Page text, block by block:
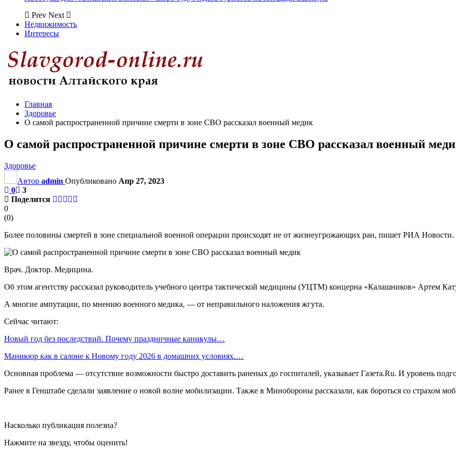
Prev Next
Недвижимость
Интересы
Главная
Здоровье
О самой распространенной причине смерти в зоне СВО рассказал военный медик
О самой распространенной причине смерти в зоне СВО рассказал военный
Здоровье
Автор admin Опубликовано Апр 27, 2023
0
3
Поделится
0
(0)
Более половины смертей в зоне специальной военной операции происходят не от жизнеугрожающих ран, пишет РИА Новости.
Врач. Доктор. Медицина.
Об этом агентству рассказал руководитель учебного центра тактической медицины (УЦТМ) концерна «Калашников» Артем
А многие ампутации, по мнению военного медика, — от неправильного наложения жгута.
Сейчас читают:
Новый год без последствий. Почему праздничные каникулы…
Маникюр как в салоне к Новому году 2026 в домашних условиях.…
Основная проблема — отсутствие возможности быстро доставить раненых до госпиталей, указывает Газета.Ru. И уровень
Ранее в Генштабе сделали заявление о новой волне мобилизации. Также в Минобороны рассказали, как бороться со страхом
Насколько публикация полезна?
Нажмите на звезду, чтобы оценить!